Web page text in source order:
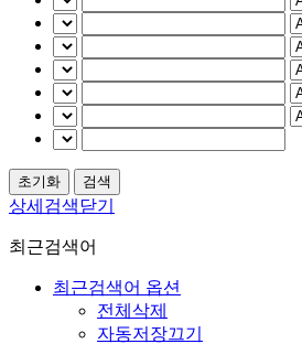
상세검색닫기
최근검색어
최근검색어 옵션
전체삭제
자동저장끄기